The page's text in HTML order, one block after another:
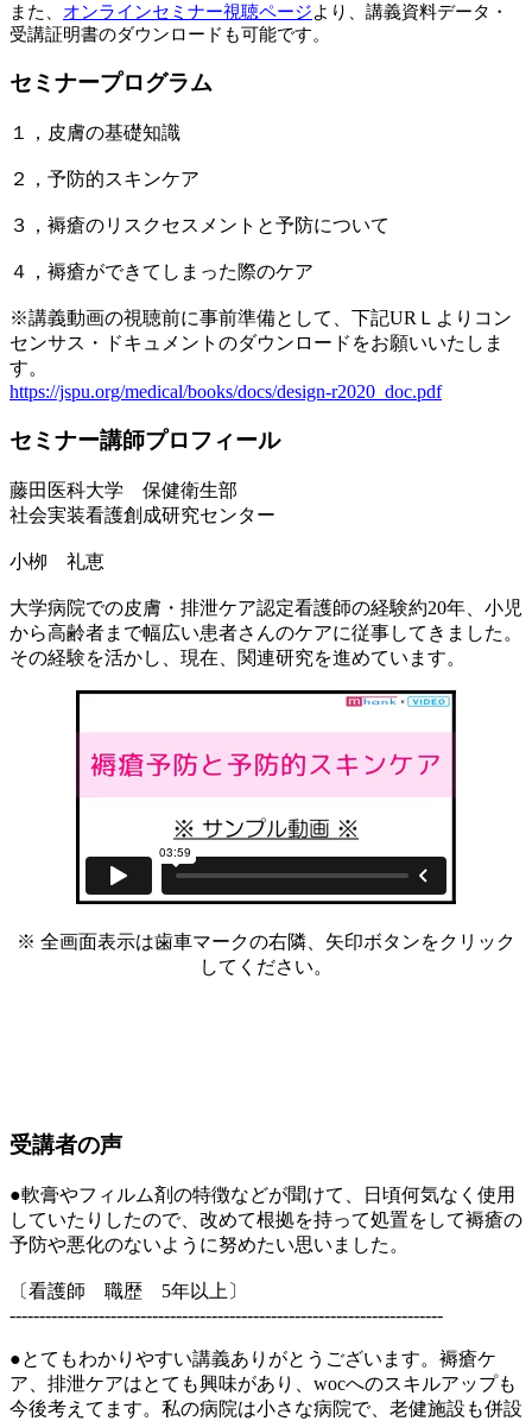
また、 オンラインセミナー視聴ページより、講義資料データ・
受講証明書のダウンロードも可能です。
セミナープログラム
１，皮膚の基礎知識
２，予防的スキンケア
３，褥瘡のリスクセスメントと予防について
４，褥瘡ができてしまった際のケア
※講義動画の視聴前に事前準備として、下記URＬよりコン
センサス・ドキュメントのダウンロードをお願いいたしま
す。
https://jspu.org/medical/books/docs/design-r2020_doc.pdf
セミナー講師プロフィール
藤田医科大学 保健衛生部
社会実装看護創成研究センター
小栁 礼恵
大学病院での皮膚・排泄ケア認定看護師の経験約20年、小児
から高齢者まで幅広い患者さんのケアに従事してきました。
その経験を活かし、現在、関連研究を進めています。
※ 全画面表示は歯車マークの右隣、矢印ボタンをクリック
してください。
受講者の声
●軟膏やフィルム剤の特徴などが聞けて、日頃何気なく使用
していたりしたので、改めて根拠を持って処置をして褥瘡の
予防や悪化のないように努めたい思いました。
〔看護師 職歴 5年以上〕
-------------------------------------------------------------------------
●とてもわかりやすい講義ありがとうございます。褥瘡ケ
ア、排泄ケアはとても興味があり、wocへのスキルアップも
今後考えてます。私の病院は小さな病院で、老健施設も併設